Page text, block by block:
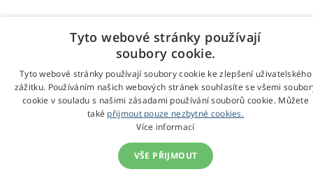
Tyto webové stránky používají
soubory cookie.
Tyto webové stránky používají soubory cookie ke zlepšení uživatelského
zážitku. Používáním našich webových stránek souhlasíte se všemi
cookie v souladu s našimi zásadami používání souborů cookie. Můžete
také přijmout pouze nezbytné cookies.
Více informací
VŠE PŘIJMOUT